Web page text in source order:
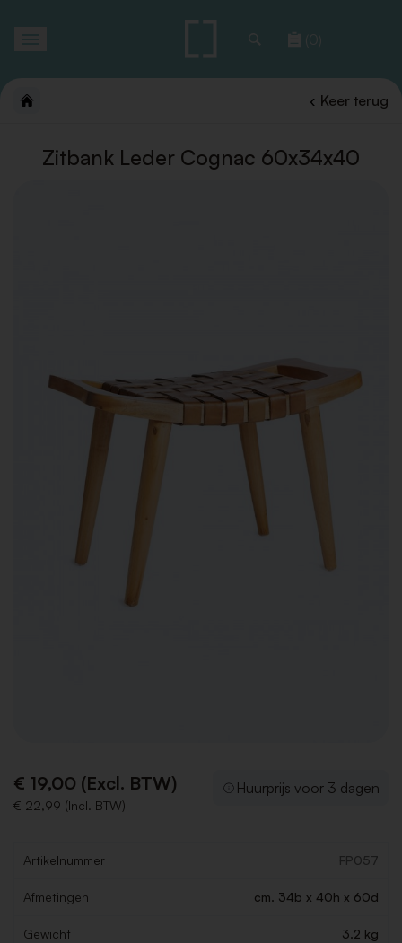
(0)
Keer terug
Zitbank Leder Cognac 60x34x40
€ 19,00 (Excl. BTW)
€ 22,99 (Incl. BTW)
Huurprijs voor 3 dagen
Artikelnummer FP057
Afmetingen cm. 34b x 40h x 60d
Gewicht 3.2 kg